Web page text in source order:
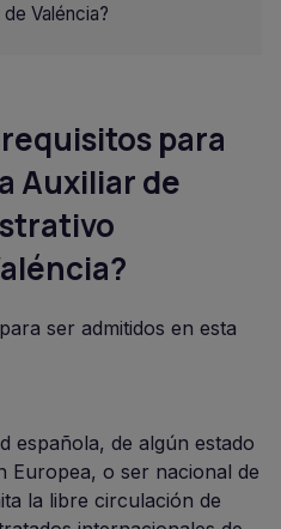
Valéncia?
para
Auxiliar de
?
ser admitidos en esta
española, de algún estado
Europea, o ser nacional de
la libre circulación de